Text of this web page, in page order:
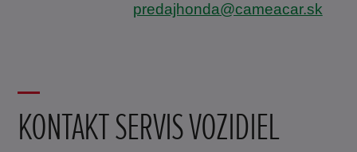
predajhonda@cameacar.sk
KONTAKT SERVIS VOZIDIEL